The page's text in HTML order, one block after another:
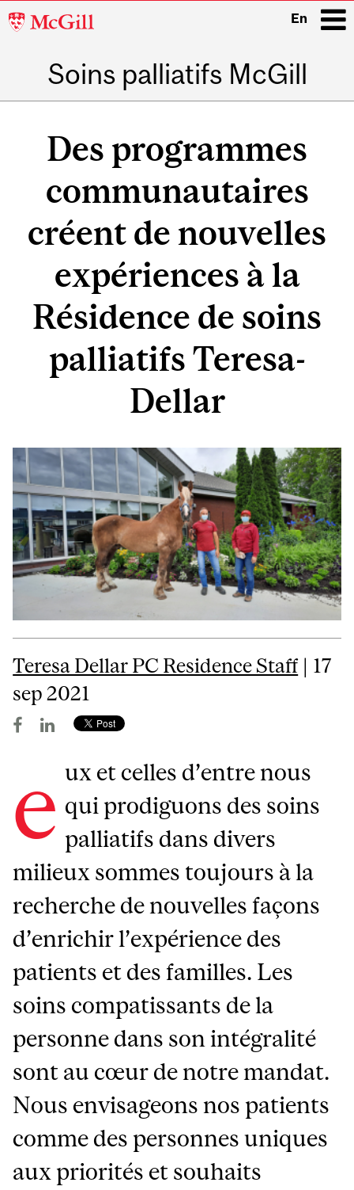
McGill
En
Soins palliatifs McGill
navigationDes programmes
communautaires
créent de nouvelles
expériences à la
Résidence de soins
palliatifs Teresa-
Dellar
Teresa Dellar PC Residence Staff| 17
sep 2021
e ux et celles d’entre nous
qui prodiguons des soins
palliatifs dans divers
milieux sommes toujours à la
recherche de nouvelles façons
d’enrichir l’expérience des
patients et des familles. Les
soins compatissants de la
personne dans son intégralité
sont au cœur de notre mandat.
Nous envisageons nos patients
comme des personnes uniques
aux priorités et souhaits